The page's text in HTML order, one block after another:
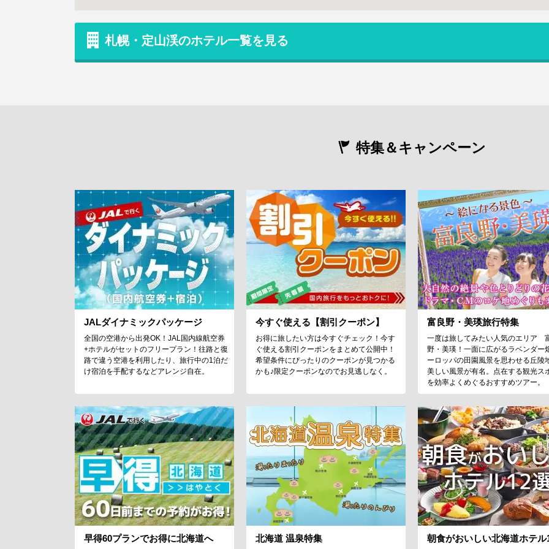
札幌・定山渓のホテル一覧を見る
特集＆キャンペーン
JALダイナミックパッケージ
全国の空港から出発OK！JAL国内線航空券
+ホテルがセットのフリープラン！往路と復
路で違う空港を利用したり、旅行中の1泊だ
け宿泊を手配するなどアレンジ自在。
今すぐ使える【割引クーポン】
お得に旅したい方は今すぐチェック！今す
ぐ使える割引クーポンをまとめて公開中！
希望条件にぴったりのクーポンが見つかる
かも♪限定クーポンなのでお見逃しなく。
富良野・美瑛旅行特集
一度は旅してみたい人気のエリア
野・美瑛！一面に広がるラベンダー
ーロッパの田園風景を思わせる丘陵
美しい風景が有名。点在する観光ス
を効率よくめぐるおすすめツアー。
早得60プランでお得に北海道へ 北海道 温泉特集 朝食がおいしい北海道ホテル